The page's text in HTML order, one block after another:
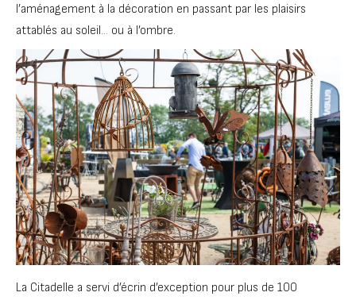
l’aménagement à la décoration en passant par les plaisirs
attablés au soleil… ou à l’ombre.
La Citadelle a servi d’écrin d’exception pour plus de 100